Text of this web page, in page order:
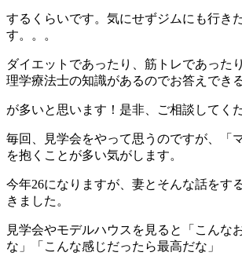
するくらいです。気にせずジムにも行き
す。。。
ダイエットであったり、筋トレであった
理学療法士の知識があるのでお答えでき
が多いと思います！是非、ご相談してく
毎回、見学会をやって思うのですが、「
を抱くことが多い気がします。
今年26になりますが、妻とそんな話をす
きました。
見学会やモデルハウスを見ると「こんな
な」「こんな感じだったら最高だな」